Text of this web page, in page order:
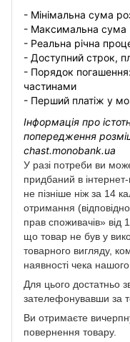
- Мінімальна сума
- Максимальна сума
- Реальна річна
- Доступний строк,
- Порядок
частинами
- Перший платіж у
Інформація про
попередження
chast.monobank.ua
У разі потреби ви
придбаний в
не пізніше ніж за 14
отримання
прав споживачів»
що товар не був у
товарного вигляду,
наявності чека
Для цього достатньо
зателефонувавши за
Ви отримаєте
повернення товару.